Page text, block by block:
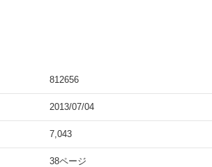
812656
2013/07/04
7,043
38ページ